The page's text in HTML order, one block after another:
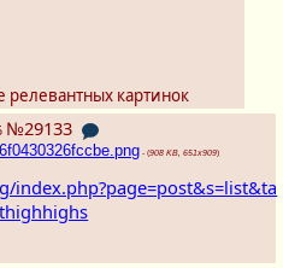
картинок
№29133
- (908 KB, 651x909)
index.php?page=post&s=list&ta